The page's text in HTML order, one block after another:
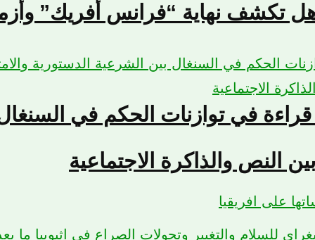
تكشف نهاية “فرانس أفريك” وأزمة
في توازنات الحكم في السنغال
النص والذاكرة الاجتماعية